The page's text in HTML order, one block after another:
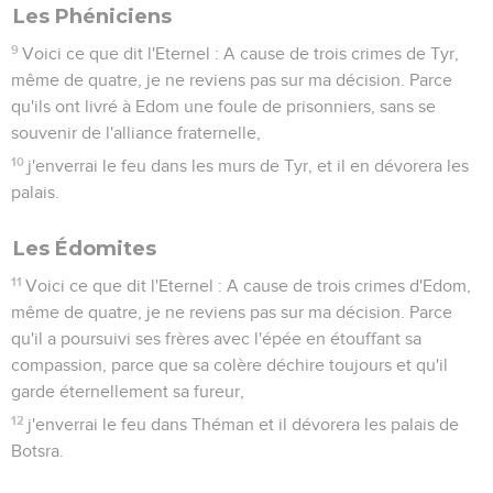
Les Phéniciens
9 Voici ce que dit l'Eternel : A cause de trois crimes de Tyr,
même de quatre, je ne reviens pas sur ma décision. Parce
qu'ils ont livré à Edom une foule de prisonniers, sans se
souvenir de l'alliance fraternelle,
10 j'enverrai le feu dans les murs de Tyr, et il en dévorera les
palais.
Les Édomites
11 Voici ce que dit l'Eternel : A cause de trois crimes d'Edom,
même de quatre, je ne reviens pas sur ma décision. Parce
qu'il a poursuivi ses frères avec l'épée en étouffant sa
compassion, parce que sa colère déchire toujours et qu'il
garde éternellement sa fureur,
12 j'enverrai le feu dans Théman et il dévorera les palais de
Botsra.